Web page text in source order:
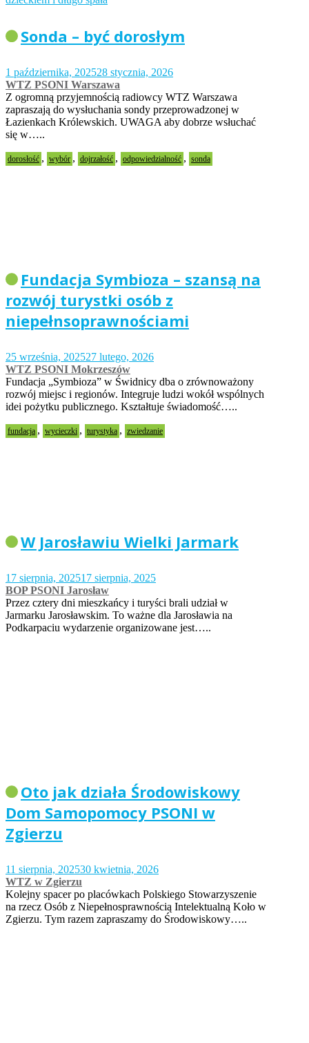
Sonda – być dorosłym
1 października, 202528 stycznia, 2026
WTZ PSONI Warszawa
Z ogromną przyjemnością radiowcy WTZ Warszawa
zapraszają do wysłuchania sondy przeprowadzonej w
Łazienkach Królewskich. UWAGA aby dobrze wsłuchać
się w…..
dorosłość , wybór , dojrzałość , odpowiedzialność , sonda
Fundacja Symbioza – szansą na
rozwój turystki osób z
niepełnsoprawnościami
25 września, 202527 lutego, 2026
WTZ PSONI Mokrzeszów
Fundacja „Symbioza” w Świdnicy dba o zrównoważony
rozwój miejsc i regionów. Integruje ludzi wokół wspólnych
idei pożytku publicznego. Kształtuje świadomość…..
fundacja , wycieczki , turystyka , zwiedzanie
W Jarosławiu Wielki Jarmark
17 sierpnia, 202517 sierpnia, 2025
BOP PSONI Jarosław
Przez cztery dni mieszkańcy i turyści brali udział w
Jarmarku Jarosławskim. To ważne dla Jarosławia na
Podkarpaciu wydarzenie organizowane jest…..
Oto jak działa Środowiskowy
Dom Samopomocy PSONI w
Zgierzu
11 sierpnia, 202530 kwietnia, 2026
WTZ w Zgierzu
Kolejny spacer po placówkach Polskiego Stowarzyszenie
na rzecz Osób z Niepełnosprawnością Intelektualną Koło w
Zgierzu. Tym razem zapraszamy do Środowiskowy…..